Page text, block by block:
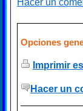
Hacer un
Opciones
Imprimir
Hacer un